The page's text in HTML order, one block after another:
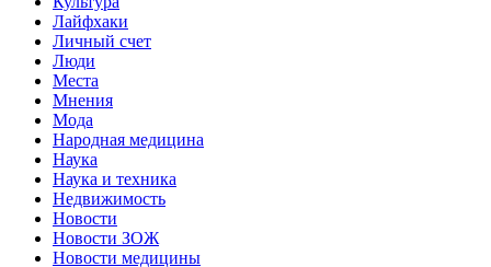
Лайфхаки
Личный счет
Люди
Места
Мнения
Мода
Народная медицина
Наука
Наука и техника
Недвижимость
Новости
Новости ЗОЖ
Новости медицины